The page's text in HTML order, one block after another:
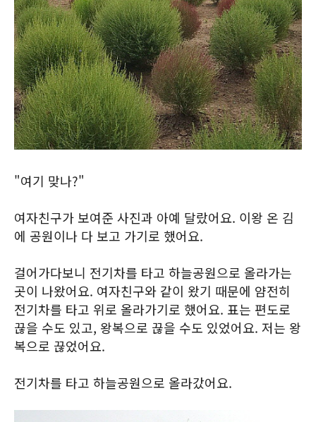
"여기 맞나?"
여자친구가 보여준 사진과 아예 달랐어요. 이왕 온 김
에 공원이나 다 보고 가기로 했어요.
걸어가다보니 전기차를 타고 하늘공원으로 올라가는
곳이 나왔어요. 여자친구와 같이 왔기 때문에 얌전히
전기차를 타고 위로 올라가기로 했어요. 표는 편도로
끊을 수도 있고, 왕복으로 끊을 수도 있었어요. 저는 왕
복으로 끊었어요.
전기차를 타고 하늘공원으로 올라갔어요.